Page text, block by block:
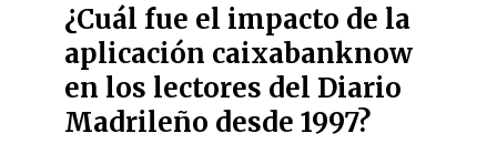
¿Cuál fue el impacto de la
aplicación caixabanknow
en los lectores del Diario
Madrileño desde 1997?